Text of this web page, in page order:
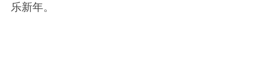
乐新年。